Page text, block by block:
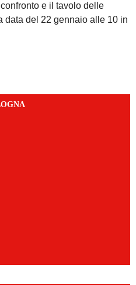
e il tavolo delle
data del 22 gennaio alle 10 in